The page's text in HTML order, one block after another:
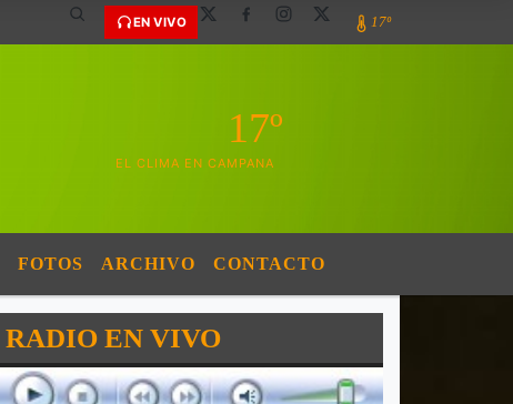
EN VIVO 17º
17º
EL CLIMA EN CAMPANA
FOTOS ARCHIVO CONTACTO
RADIO EN VIVO